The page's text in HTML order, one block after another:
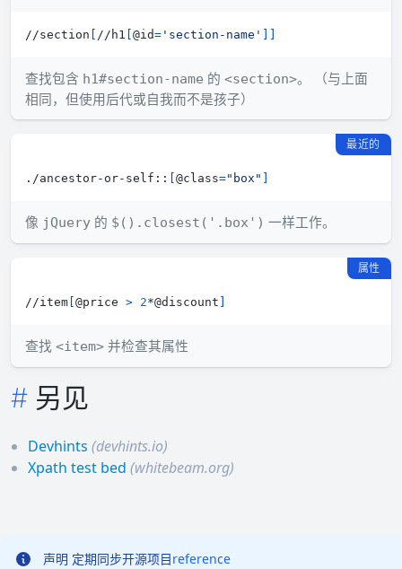
//section //h1 @id= 'section-name'
查找包含 h1#section-name 的 <section>。 （与上面
相同，但使用后代或自我而不是孩子）
最近的
./ancestor-or-self:: @class="box"
像 jQuery 的 $().closest('.box') 一样工作。
属性
//item @price > 2*@discount
查找 <item> 并检查其属性
另见
Devhints (devhints.io)
Xpath test bed (whitebeam.org)
声明 定期同步开源项目reference